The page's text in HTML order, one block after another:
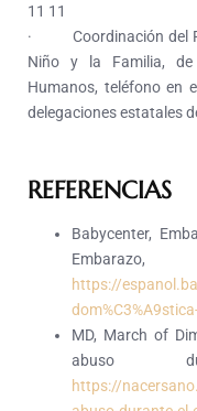
11 11
· Coordinación del
Niño y la Familia, de
Humanos, teléfono en
delegaciones estatales
REFERENCIAS
Babycenter,
Embarazo,
https://
MD, March of
abuso
https://